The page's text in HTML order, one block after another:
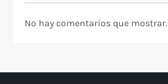
No hay comentarios que mostrar.